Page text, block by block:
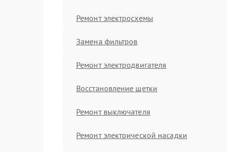
Ремонт электросхемы
Замена фильтров
Ремонт электродвигателя
Восстановление щетки
Ремонт выключателя
Ремонт электрической насадки